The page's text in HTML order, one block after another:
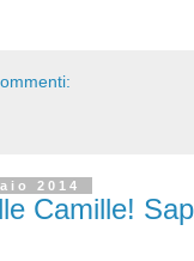
2014
Camille!